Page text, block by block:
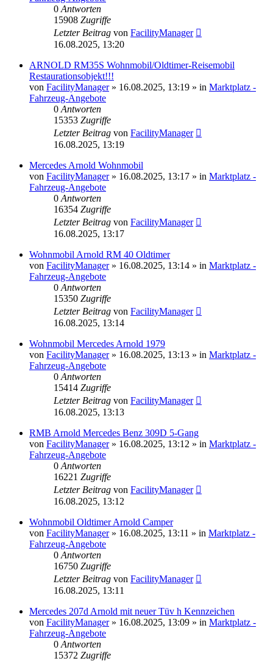
0 Antworten
15908 Zugriffe
Letzter Beitrag von FacilityManager
16.08.2025, 13:20
ARNOLD RM35S Wohnmobil/Oldtimer-Reisemobil
Restaurationsobjekt!!!
von FacilityManager» 16.08.2025, 13:19 » in Marktplatz -
Fahrzeug-Angebote
0 Antworten
15353 Zugriffe
Letzter Beitrag von FacilityManager
16.08.2025, 13:19
Mercedes Arnold Wohnmobil
von FacilityManager» 16.08.2025, 13:17 » in Marktplatz -
Fahrzeug-Angebote
0 Antworten
16354 Zugriffe
Letzter Beitrag von FacilityManager
16.08.2025, 13:17
Wohnmobil Arnold RM 40 Oldtimer
von FacilityManager» 16.08.2025, 13:14 » in Marktplatz -
Fahrzeug-Angebote
0 Antworten
15350 Zugriffe
Letzter Beitrag von FacilityManager
16.08.2025, 13:14
Wohnmobil Mercedes Arnold 1979
von FacilityManager» 16.08.2025, 13:13 » in Marktplatz -
Fahrzeug-Angebote
0 Antworten
15414 Zugriffe
Letzter Beitrag von FacilityManager
16.08.2025, 13:13
RMB Arnold Mercedes Benz 309D 5-Gang
von FacilityManager» 16.08.2025, 13:12 » in Marktplatz -
Fahrzeug-Angebote
0 Antworten
16221 Zugriffe
Letzter Beitrag von FacilityManager
16.08.2025, 13:12
Wohnmobil Oldtimer Arnold Camper
von FacilityManager» 16.08.2025, 13:11 » in Marktplatz -
Fahrzeug-Angebote
0 Antworten
16750 Zugriffe
Letzter Beitrag von FacilityManager
16.08.2025, 13:11
Mercedes 207d Arnold mit neuer Tüv h Kennzeichen
von FacilityManager» 16.08.2025, 13:09 » in Marktplatz -
Fahrzeug-Angebote
0 Antworten
15372 Zugriffe